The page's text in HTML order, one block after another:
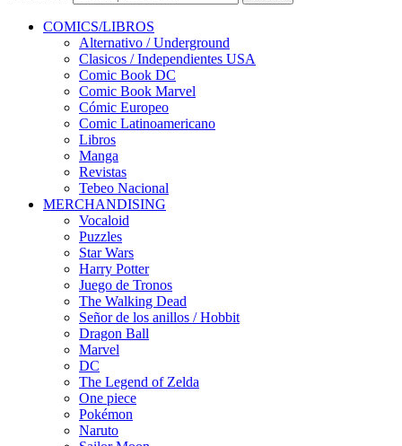
COMICS/LIBROS
Alternativo / Underground
Clasicos / Independientes USA
Comic Book DC
Comic Book Marvel
Cómic Europeo
Comic Latinoamericano
Libros
Manga
Revistas
Tebeo Nacional
MERCHANDISING
Vocaloid
Puzzles
Star Wars
Harry Potter
Juego de Tronos
The Walking Dead
Señor de los anillos / Hobbit
Dragon Ball
Marvel
DC
The Legend of Zelda
One piece
Pokémon
Naruto